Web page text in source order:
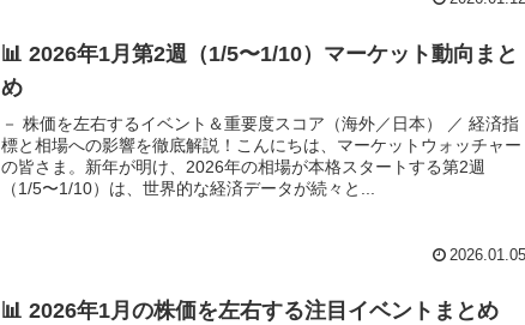
📊 2026年1月第2週（1/5〜1/10）マーケット動向まと
め
－ 株価を左右するイベント＆重要度スコア（海外／日本） ／ 経済指
標と相場への影響を徹底解説！こんにちは、マーケットウォッチャー
の皆さま。新年が明け、2026年の相場が本格スタートする第2週
（1/5〜1/10）は、世界的な経済データが続々と...
2026.01.05
📊 2026年1月の株価を左右する注目イベントまとめ